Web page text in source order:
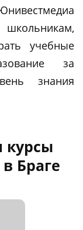
учебные
за
знания
курсы
Браге